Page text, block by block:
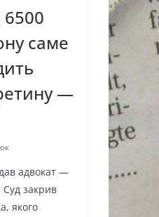
саме
—
адвокат —
Суд закрив
якого